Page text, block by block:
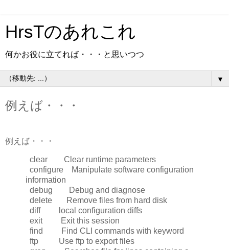
HrsTのあれこれ
何かお役に立てれば・・・と思いつつ
▼
例えば・・・
例えば・・・
clear Clear runtime parameters
configure Manipulate software configuration
information
debug Debug and diagnose
delete Remove files from hard disk
diff local configuration diffs
exit Exit this session
find Find CLI commands with keyword
ftp Use ftp to export files